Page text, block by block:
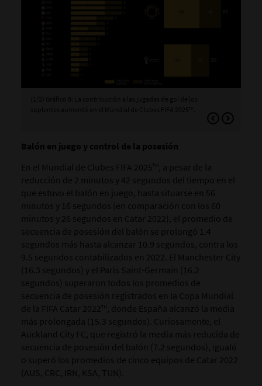
Balón en juego y control de la posesión
En el Mundial de Clubes FIFA 2025™, a pesar de la
reducción de 2 minutos y 42 segundos del tiempo en el
que estuvo el balón en juego, hasta situarse en 56
minutos y 16 segundos (en comparación con los 60
minutos y 26 segundos en Catar 2022), el promedio de
secuencia de posesión del balón se prolongó 1.4
segundos más hasta alcanzar 10.9 segundos, contra los
9.5 segundos contabilizados en 2022. El Manchester City
(16.3 segundos) y el Paris Saint-Germain (16.2
segundos) superaron todos los promedios de
secuencia de posesión registrados en la Copa Mundial
de la FIFA Catar 2022™, donde España alcanzó la media
más prolongada (15.3 segundos). Curiosamente, el
Auckland City FC, que registró la media más reducida de
secuencia de posesión del balón (7.2 segundos), igualó
o superó los promedios de cinco equipos de Catar 2022
(AUS, CRC, IRN, KSA, TUN).